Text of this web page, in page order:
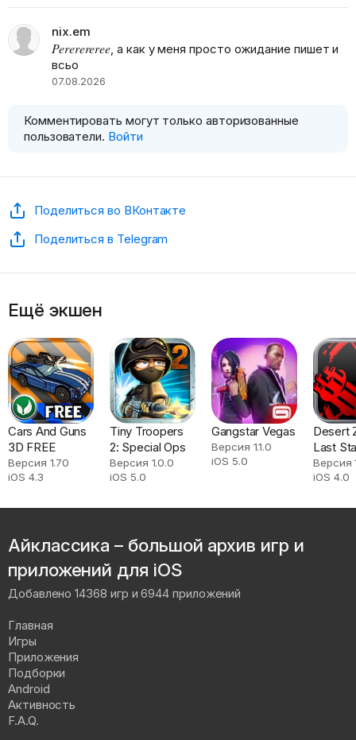
nix.em
Pererereree, а как у меня просто ожидание пишет и
всьо
07.08.2026
Комментировать могут только авторизованные
пользователи. Войти
Поделиться во ВКонтакте
Поделиться в Telegram
Ещё экшен
Cars And Guns
3D FREE
Версия 1.70
iOS 4.3
Tiny Troopers
2: Special Ops
Версия 1.0.0
iOS 5.0
Gangstar Vegas
Версия 1.1.0
iOS 5.0
Desert
Last
Версия
iOS 4.0
Айклассика – большой архив игр и
приложений для iOS
Добавлено 14368 игр и 6944 приложений
Главная
Игры
Приложения
Подборки
Android
Активность
F.A.Q.